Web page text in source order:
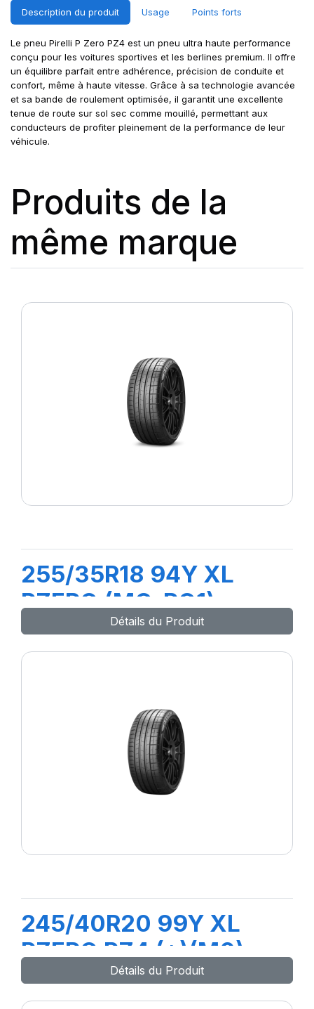
Description du produit Usage Points forts
Le pneu Pirelli P Zero PZ4 est un pneu ultra haute performance
conçu pour les voitures sportives et les berlines premium. Il offre
un équilibre parfait entre adhérence, précision de conduite et
confort, même à haute vitesse. Grâce à sa technologie avancée
et sa bande de roulement optimisée, il garantit une excellente
tenue de route sur sol sec comme mouillé, permettant aux
conducteurs de profiter pleinement de la performance de leur
véhicule.
Produits de la
même marque
255/35R18 94Y XL
PZERO (MO-RO1)
Détails du Produit
245/40R20 99Y XL
PZERO PZ4 (*)(M0)
Détails du Produit